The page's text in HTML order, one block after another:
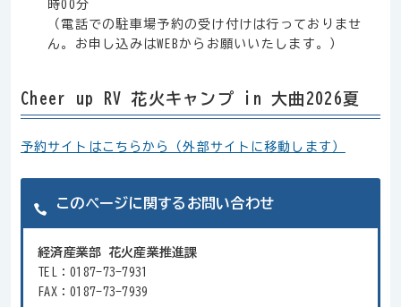
時00分
（電話での駐車場予約の受け付けは行っておりませ
ん。お申し込みはWEBからお願いいたします。）
Cheer up RV 花火キャンプ in 大曲2026夏
予約サイトはこちらから（外部サイトに移動します）
このページに関するお問い合わせ
経済産業部 花火産業推進課
TEL：0187-73-7931
FAX：0187-73-7939